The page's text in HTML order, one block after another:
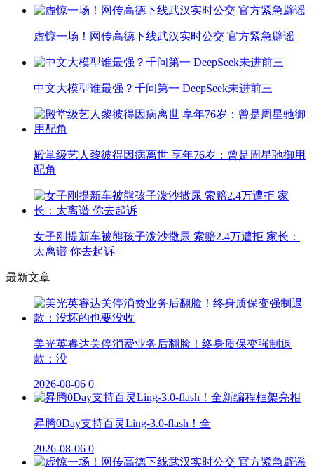
虚惊一场！网传高德下线武汉实时公交 官方紧急辟谣
中文大模型谁最强？千问第一 DeepSeek未进前三
殿堂级艺人黎彼得因病离世 享年76岁：曾是周星驰御用
配角
女子刚提新车被熊孩子泼沙撒尿 索赔2.4万遭拒 家长：
太离谱 你去起诉
最新文章
美光英睿达关停消费业务后翻脸！终身质保变强制退
款：没
2026-08-06 0
昇腾0Day支持百灵Ling-3.0-flash！全
2026-08-06 0